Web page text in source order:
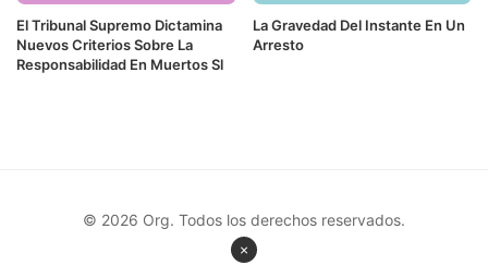
El Tribunal Supremo Dictamina
Nuevos Criterios Sobre La
Responsabilidad En Muertos Sl
La Gravedad Del Instante En Un
Arresto
×
© 2026 Org. Todos los derechos reservados.